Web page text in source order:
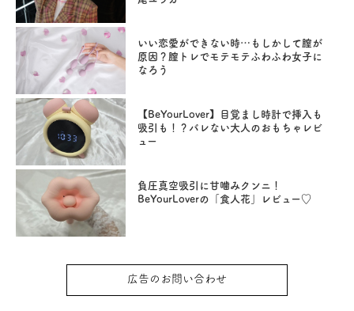
いい恋愛ができない時…もしかして膣が
原因？膣トレでモテモテふわふわ女子に
なろう
【BeYourLover】目覚まし時計で挿入も
吸引も！？バレない大人のおもちゃレビ
ュー
負圧真空吸引に甘噛みクンニ！
BeYourLoverの「食人花」レビュー♡
広告のお問い合わせ